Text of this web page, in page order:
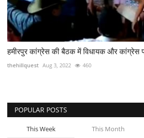
हमीरपुर कांग्रेस की बैठक में विधायक और कांग्रेस
thehillquest Aug 3, 2022 460
POPULAR POSTS
This Week This Month